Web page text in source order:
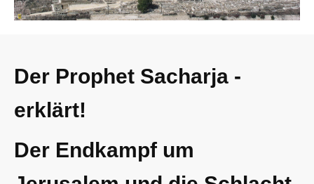
Der Prophet Sacharja -
erklärt!
Der Endkampf um